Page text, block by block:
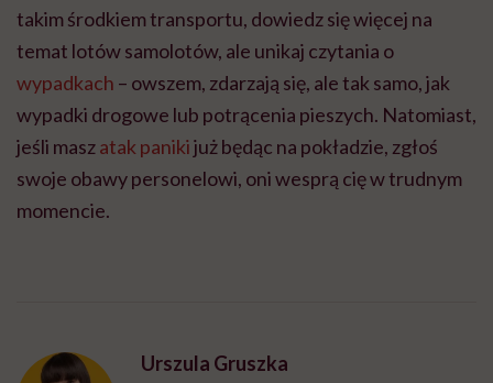
takim środkiem transportu, dowiedz się więcej na
temat lotów samolotów, ale unikaj czytania o
wypadkach – owszem, zdarzają się, ale tak samo, jak
wypadki drogowe lub potrącenia pieszych. Natomiast,
jeśli maszatak panikijuż będąc na pokładzie, zgłoś
swoje obawy personelowi, oni wesprą cię w trudnym
momencie.
Urszula Gruszka